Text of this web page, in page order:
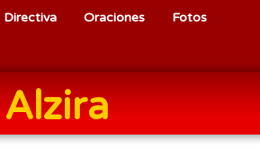
Directiva Oraciones Fotos
Alzira